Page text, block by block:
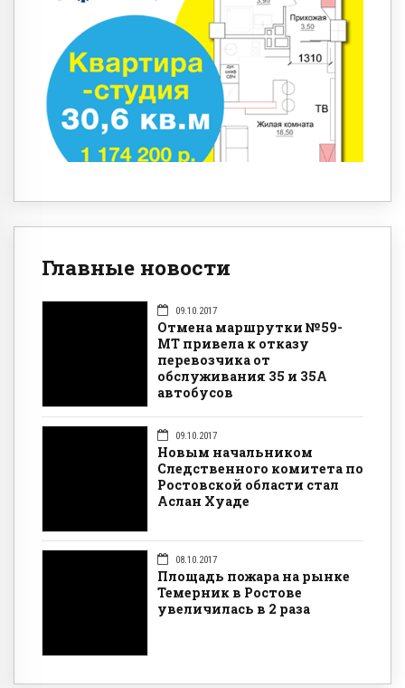
Главные новости
09.10.2017
Отмена маршрутки №59-
МТ привела к отказу
перевозчика от
обслуживания 35 и 35А
автобусов
09.10.2017
Новым начальником
Следственного комитета по
Ростовской области стал
Аслан Хуаде
08.10.2017
Площадь пожара на рынке
Темерник в Ростове
увеличилась в 2 раза